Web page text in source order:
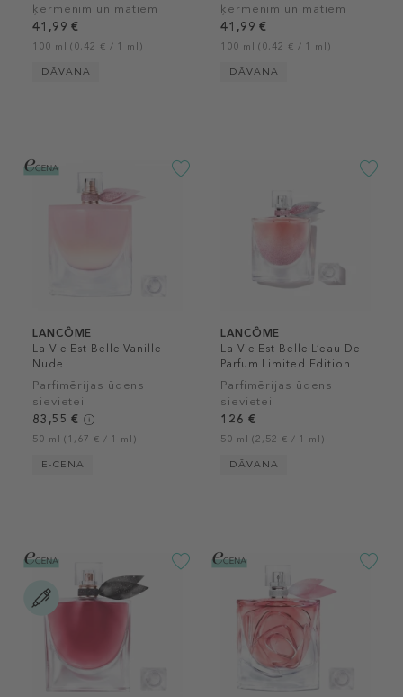
ķermenim un matiem
41,99 €
100 ml (0,42 € / 1 ml)
DĀVANA
ķermenim un matiem
41,99 €
100 ml (0,42 € / 1 ml)
DĀVANA
LANCÔME
La Vie Est Belle Vanille
Nude
Parfimērijas ūdens
sievietei
83,55 €
50 ml (1,67 € / 1 ml)
E-CENA
LANCÔME
La Vie Est Belle L’eau De
Parfum Limited Edition
Parfimērijas ūdens
sievietei
126 €
50 ml (2,52 € / 1 ml)
DĀVANA